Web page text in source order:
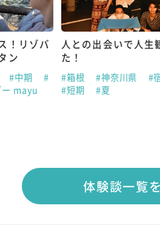
！リゾバ
ン
#中期
#
ー mayu
人との出会いで人生
た！
#箱根 #神奈川県
#
#短期
#夏
体験談一覧